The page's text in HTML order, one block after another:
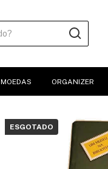
MOEDAS ORGANIZER
ESGOTADO